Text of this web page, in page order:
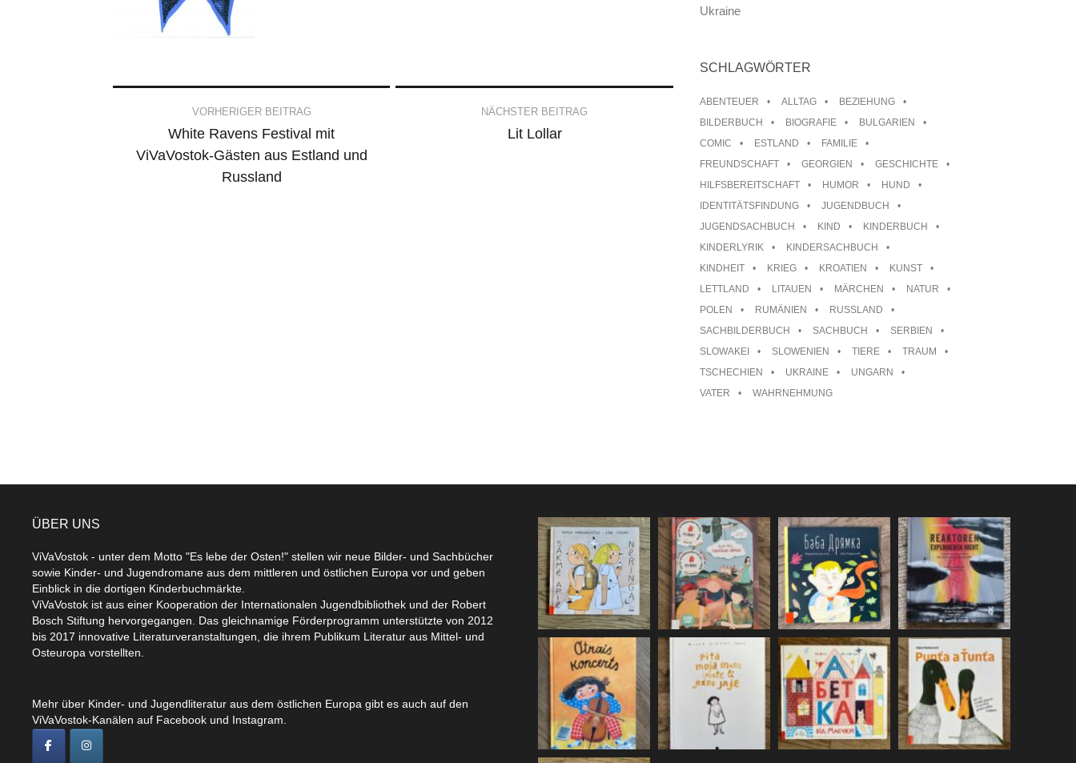
navigation
VORHERIGER BEITRAG
White Ravens Festival mit
ViVaVostok-Gästen aus Estland und
Russland
NÄCHSTER BEITRAG
Lit Lollar
Ukraine
SCHLAGWÖRTER
ABENTEUER ALLTAG
BEZIEHUNG
BILDERBUCH
BIOGRAFIE
BULGARIEN
COMIC
ESTLAND
FAMILIE
FREUNDSCHAFT
GEORGIEN
GESCHICHTE
HILFSBEREITSCHAFT
HUMOR
HUND
IDENTITÄTSFINDUNG
JUGENDBUCH
JUGENDSACHBUCH
KIND
KINDERBUCH
KINDERLYRIK
KINDERSACHBUCH
KINDHEIT
KRIEG KROATIEN
KUNST
LETTLAND
LITAUEN MÄRCHEN
NATUR
POLEN
RUMÄNIEN
RUSSLAND
SACHBILDERBUCH
SACHBUCH
SERBIEN
SLOWAKEI
SLOWENIEN TIERE
TRAUM
TSCHECHIEN
UKRAINE
UNGARN
VATER
WAHRNEHMUNG
ÜBER UNS
ViVaVostok - unter dem Motto "Es lebe der Osten!" stellen wir neue Bilder- und Sachbücher
sowie Kinder- und Jugendromane aus dem mittleren und östlichen Europa vor und geben
Einblick in die dortigen Kinderbuchmärkte.
ViVaVostok ist aus einer Kooperation der Internationalen Jugendbibliothek und der Robert
Bosch Stiftung hervorgegangen. Das gleichnamige Förderprogramm unterstützte von 2012
bis 2017 innovative Literaturveranstaltungen, die ihrem Publikum Literatur aus Mittel- und
Osteuropa vorstellten.
Mehr über Kinder- und Jugendliteratur aus dem östlichen Europa gibt es auch auf den
ViVaVostok-Kanälen auf Facebook und Instagram.